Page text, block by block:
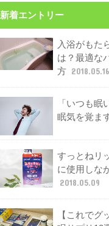
新着エントリー
入浴がもた
は？最適な
方 2018.05.16
「いつも眠
眠気を覚ま
すっとねリ
に使用しな
2018.05.09
【これでグ